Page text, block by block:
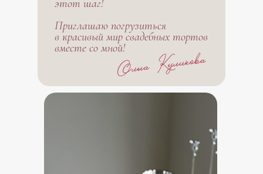
этот шаг!
Приглашаю погрузиться
в красивый мир свадебных тортов
вместе со мной!